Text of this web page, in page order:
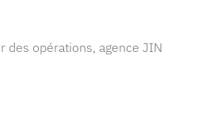
des opérations, agence JIN